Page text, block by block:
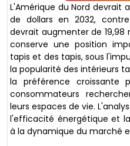
L'Amérique du Nord devrait
de dollars en 2032,
devrait augmenter de 19,98
conserve une position
tapis et des tapis, sous
la popularité des intérieurs
la préférence croissante
consommateurs
leurs espaces de vie.
l'efficacité énergétique et
à la dynamique du marché